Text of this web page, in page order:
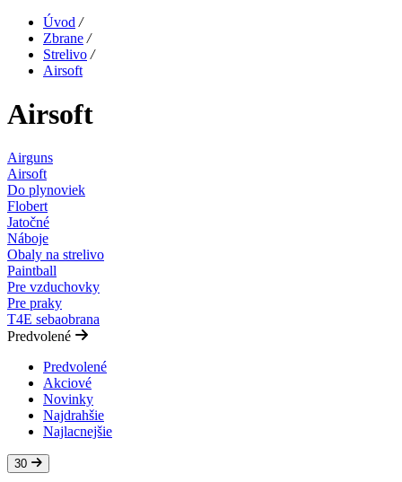
Úvod /
Zbrane /
Strelivo /
Airsoft
Airsoft
Airguns
Airsoft
Do plynoviek
Flobert
Jatočné
Náboje
Obaly na strelivo
Paintball
Pre vzduchovky
Pre praky
T4E sebaobrana
Predvolené
Predvolené
Akciové
Novinky
Najdrahšie
Najlacnejšie
30